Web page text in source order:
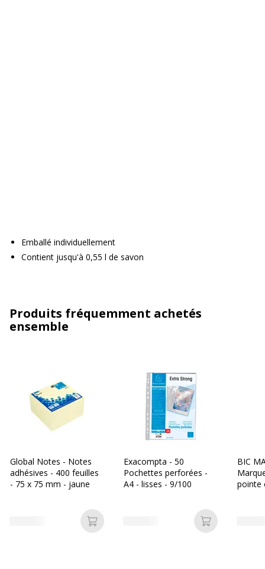
Emballé individuellement
Contient jusqu'à 0,55 l de savon
Produits fréquemment achetés
ensemble
Global Notes - Notes
adhésives - 400 feuilles
- 75 x 75 mm - jaune
Ajouter au panier
Exacompta - 50
Pochettes perforées -
A4 - lisses - 9/100
Ajouter au
BIC
pointe